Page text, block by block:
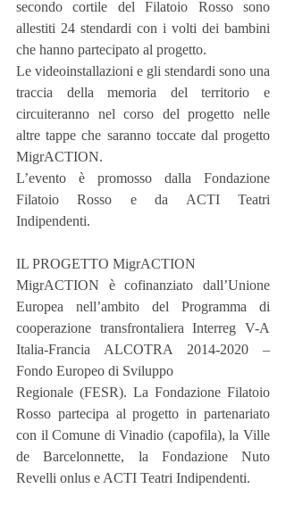
secondo cortile del Filatoio Rosso sono
allestiti 24 stendardi con i volti dei bambini
che hanno partecipato al progetto.
Le videoinstallazioni e gli stendardi sono una
traccia della memoria del territorio e
circuiteranno nel corso del progetto nelle
altre tappe che saranno toccate dal progetto
MigrACTION.
L’evento è promosso dalla Fondazione
Filatoio Rosso e da ACTI Teatri
Indipendenti.
IL PROGETTO MigrACTION
MigrACTION è cofinanziato dall’Unione
Europea nell’ambito del Programma di
cooperazione transfrontaliera Interreg V-A
Italia-Francia ALCOTRA 2014-2020 –
Fondo Europeo di Sviluppo
Regionale (FESR). La Fondazione Filatoio
Rosso partecipa al progetto in partenariato
con il Comune di Vinadio (capofila), la Ville
de Barcelonnette, la Fondazione Nuto
Revelli onlus e ACTI Teatri Indipendenti.